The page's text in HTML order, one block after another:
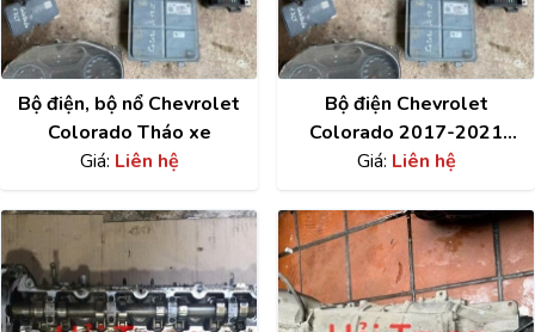
Bộ điện, bộ nổ Chevrolet
Colorado Tháo xe
Giá: Liên hệ
Bộ điện Chevrolet
Colorado 2017-2021
Tháo xe
Giá: Liên hệ